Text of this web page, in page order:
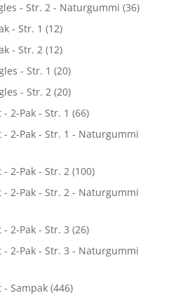
- Str. 2 - Naturgummi (36)
- Str. 1 (12)
- Str. 2 (12)
- Str. 1 (20)
- Str. 2 (20)
2-Pak - Str. 1 (66)
- 2-Pak - Str. 1 - Naturgummi
- 2-Pak - Str. 2 (100)
- 2-Pak - Str. 2 - Naturgummi
2-Pak - Str. 3 (26)
- 2-Pak - Str. 3 - Naturgummi
- Sampak (446)